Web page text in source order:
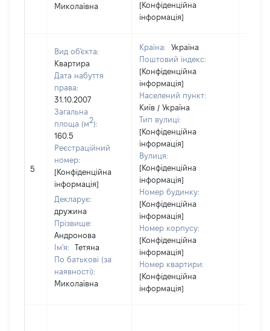
Миколаївна
[Конфіденційна
інформація]
5
Вид об'єкта:
Квартира
Дата набуття
права:
31.10.2007
Загальна
площа (м2):
160.5
Реєстраційний
номер:
[Конфіденційна
інформація]
Декларує:
дружина
Прізвище:
Андронова
Ім'я:
Тетяна
По батькові (за
наявності):
Миколаївна
Країна:
Україна
Поштовий індекс:
[Конфіденційна
інформація]
Населений пункт:
Київ / Україна
Тип вулиці:
[Конфіденційна
інформація]
Вулиця:
[Конфіденційна
інформація]
Номер будинку:
[Конфіденційна
інформація]
Номер корпусу:
[Конфіденційна
інформація]
Номер квартири:
[Конфіденційна
інформація]